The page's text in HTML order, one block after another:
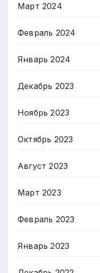
Март 2024
Февраль 2024
Январь 2024
Декабрь 2023
Ноябрь 2023
Октябрь 2023
Август 2023
Март 2023
Февраль 2023
Январь 2023